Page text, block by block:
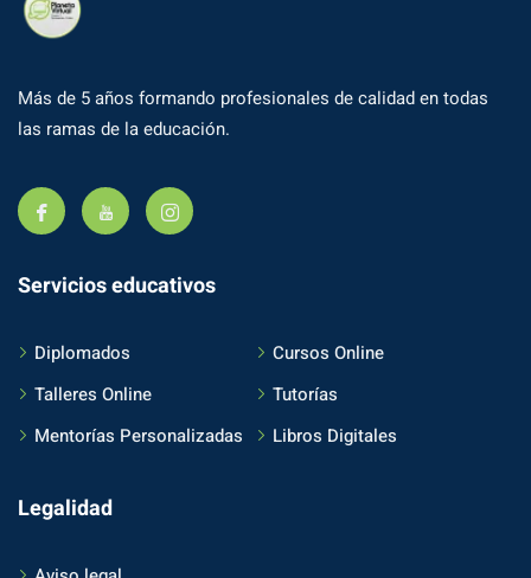
Más de 5 años formando profesionales de calidad en todas
las ramas de la educación.
Servicios educativos
Diplomados
Cursos Online
Talleres Online
Tutorías
Mentorías Personalizadas
Libros Digitales
Legalidad